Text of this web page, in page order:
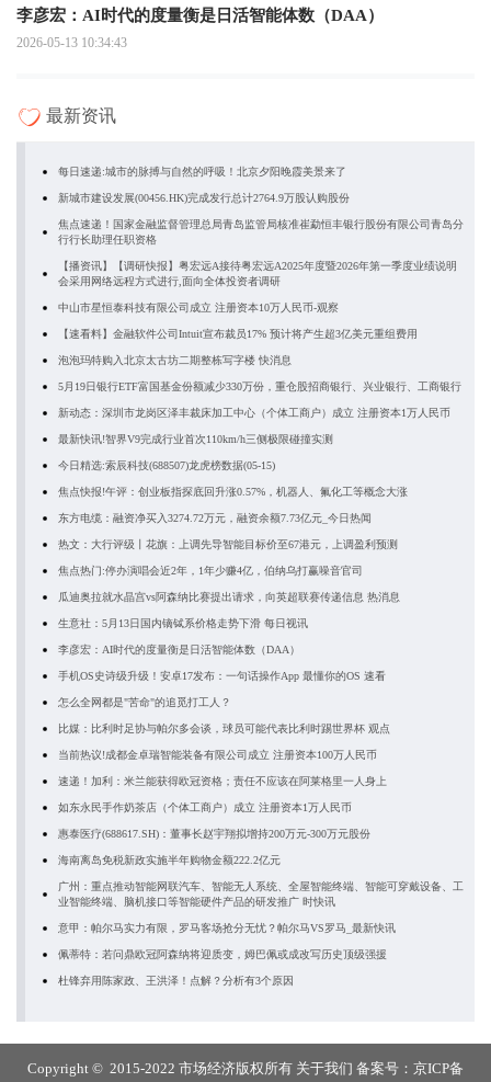
李彦宏：AI时代的度量衡是日活智能体数（DAA）
2026-05-13 10:34:43
最新资讯
每日速递:城市的脉搏与自然的呼吸！北京夕阳晚霞美景来了
新城市建设发展(00456.HK)完成发行总计2764.9万股认购股份
焦点速递！国家金融监督管理总局青岛监管局核准崔勐恒丰银行股份有限公司青岛分
行行长助理任职资格
【播资讯】【调研快报】粤宏远A接待粤宏远A2025年度暨2026年第一季度业绩说明
会采用网络远程方式进行,面向全体投资者调研
中山市星恒泰科技有限公司成立 注册资本10万人民币-观察
【速看料】金融软件公司Intuit宣布裁员17% 预计将产生超3亿美元重组费用
泡泡玛特购入北京太古坊二期整栋写字楼 快消息
5月19日银行ETF富国基金份额减少330万份，重仓股招商银行、兴业银行、工商银行
新动态：深圳市龙岗区泽丰裁床加工中心（个体工商户）成立 注册资本1万人民币
最新快讯!智界V9完成行业首次110km/h三侧极限碰撞实测
今日精选:索辰科技(688507)龙虎榜数据(05-15)
焦点快报!午评：创业板指探底回升涨0.57%，机器人、氟化工等概念大涨
东方电缆：融资净买入3274.72万元，融资余额7.73亿元_今日热闻
热文：大行评级丨花旗：上调先导智能目标价至67港元，上调盈利预测
焦点热门:停办演唱会近2年，1年少赚4亿，伯纳乌打赢噪音官司
瓜迪奥拉就水晶宫vs阿森纳比赛提出请求，向英超联赛传递信息 热消息
生意社：5月13日国内镝铽系价格走势下滑 每日视讯
李彦宏：AI时代的度量衡是日活智能体数（DAA）
手机OS史诗级升级！安卓17发布：一句话操作App 最懂你的OS 速看
怎么全网都是"苦命"的追觅打工人？
比媒：比利时足协与帕尔多会谈，球员可能代表比利时踢世界杯 观点
当前热议!成都金卓瑞智能装备有限公司成立 注册资本100万人民币
速递！加利：米兰能获得欧冠资格；责任不应该在阿莱格里一人身上
如东永民手作奶茶店（个体工商户）成立 注册资本1万人民币
惠泰医疗(688617.SH)：董事长赵宇翔拟增持200万元-300万元股份
海南离岛免税新政实施半年购物金额222.2亿元
广州：重点推动智能网联汽车、智能无人系统、全屋智能终端、智能可穿戴设备、工
业智能终端、脑机接口等智能硬件产品的研发推广 时快讯
意甲：帕尔马实力有限，罗马客场抢分无忧？帕尔马VS罗马_最新快讯
佩蒂特：若问鼎欧冠阿森纳将迎质变，姆巴佩或成改写历史顶级强援
杜锋弃用陈家政、王洪泽！点解？分析有3个原因
Copyright © 2015-2022 市场经济版权所有 关于我们 备案号： 京ICP备